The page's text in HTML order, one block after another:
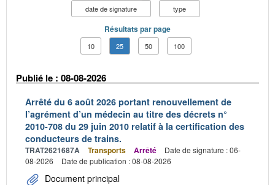
date de signature
type
Résultats par page
10 25 50 100
Publié le : 08-08-2026
Arrêté du 6 août 2026 portant renouvellement de
l’agrément d’un médecin au titre des décrets n°
2010-708 du 29 juin 2010 relatif à la certification des
conducteurs de trains.
TRAT2621687A Transports Arrêté
Date de signature : 06-
08-2026
Date de publication : 08-08-2026
Document principal